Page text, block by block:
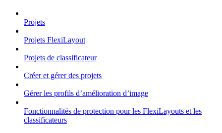
Projets
Projets FlexiLayout
Projets de classificateur
Créer et gérer des projets
Gérer les profils d’amélioration d’image
Fonctionnalités de protection pour les FlexiLayouts et les
classificateurs